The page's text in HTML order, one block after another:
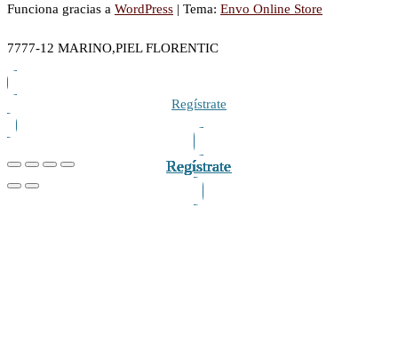
Regístrate
Regístrate
Regístrate
Regístrate
Regístrate
Regístrate
Regístrate
Regístrate
Funciona gracias a WordPress | Tema: Envo Online Store
7777-12 MARINO,PIEL FLORENTIC
Regístrate